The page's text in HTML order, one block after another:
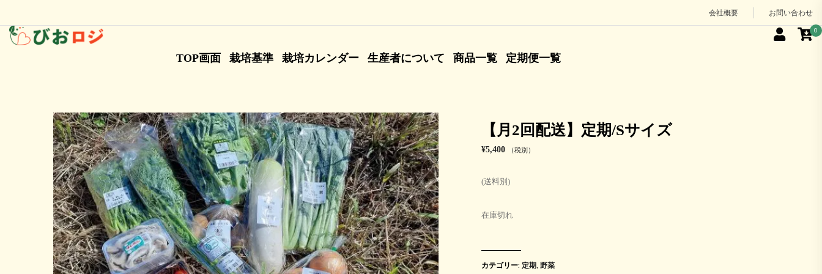
会社概要 お問い合わせ
TOP画面 栽培基準 栽培カレンダー 生産者について 商品一覧 定期便一覧
0
【月2回配送】定期/Sサイズ
¥5,400 （税別）
(送料別)
在庫切れ
カテゴリー: 定期 野菜